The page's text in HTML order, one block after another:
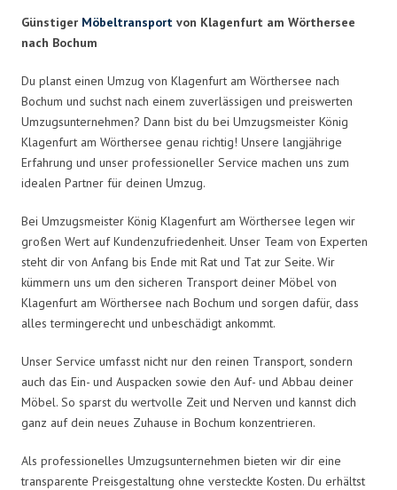
Günstiger Möbeltransport von Klagenfurt am Wörthersee
nach Bochum
Du planst einen Umzug von Klagenfurt am Wörthersee nach
Bochum und suchst nach einem zuverlässigen und preiswerten
Umzugsunternehmen? Dann bist du bei Umzugsmeister König
Klagenfurt am Wörthersee genau richtig! Unsere langjährige
Erfahrung und unser professioneller Service machen uns zum
idealen Partner für deinen Umzug.
Bei Umzugsmeister König Klagenfurt am Wörthersee legen wir
großen Wert auf Kundenzufriedenheit. Unser Team von Experten
steht dir von Anfang bis Ende mit Rat und Tat zur Seite. Wir
kümmern uns um den sicheren Transport deiner Möbel von
Klagenfurt am Wörthersee nach Bochum und sorgen dafür, dass
alles termingerecht und unbeschädigt ankommt.
Unser Service umfasst nicht nur den reinen Transport, sondern
auch das Ein- und Auspacken sowie den Auf- und Abbau deiner
Möbel. So sparst du wertvolle Zeit und Nerven und kannst dich
ganz auf dein neues Zuhause in Bochum konzentrieren.
Als professionelles Umzugsunternehmen bieten wir dir eine
transparente Preisgestaltung ohne versteckte Kosten. Du erhältst